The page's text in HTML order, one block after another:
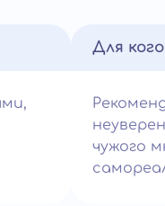
Для
чужого